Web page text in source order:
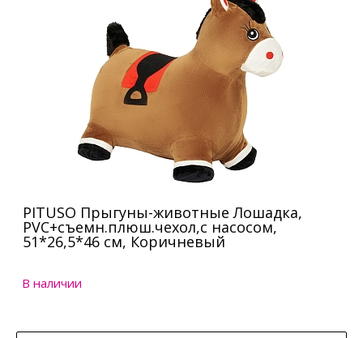
PITUSO Прыгуны-животные Лошадка,
PVC+съемн.плюш.чехол,с насосом,
51*26,5*46 см, Коричневый
В наличии